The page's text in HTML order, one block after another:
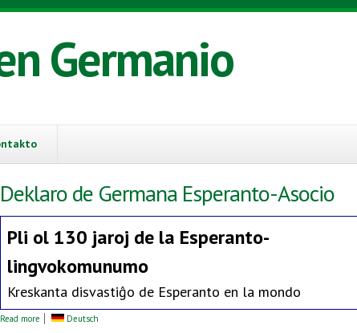
Germanio
Deklaro de Germana Esperanto-Asocio
Pli ol 130 jaroj de la Esperanto-
lingvokomunumo
Kreskanta disvastiĝo de Esperanto en la mondo
Read more about Deklaro de Germana Esperanto-Asocio
Deutsch